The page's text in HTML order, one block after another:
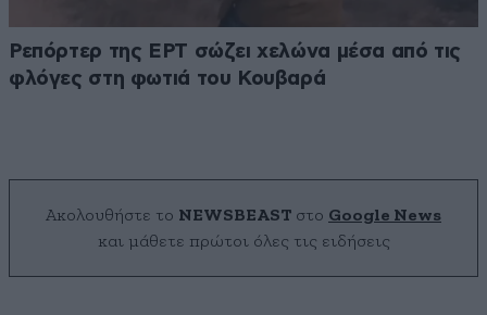
Ρεπόρτερ της ΕΡΤ σώζει χελώνα μέσα από τις
φλόγες στη φωτιά του Κουβαρά
Ακολουθήστε το NEWSBEAST στο Google News
και μάθετε πρώτοι όλες τις ειδήσεις